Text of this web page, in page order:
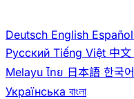
Deutsch English Español
Pусский Tiếng Việt 中
Melayu ไทย 日本語 한국어
Українська বাংলা